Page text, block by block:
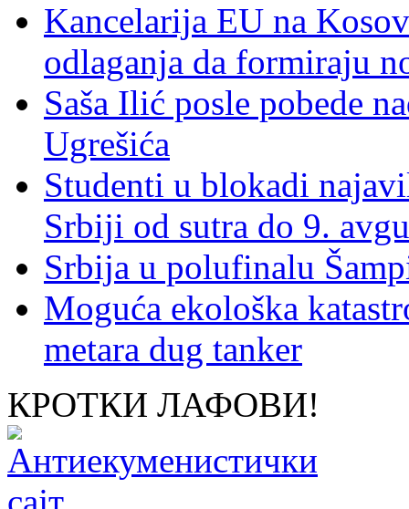
Kancelarija EU na
odlaganja da formiraju
Saša Ilić posle pobede
Ugrešića
Studenti u blokadi
Srbiji od sutra do 9.
Srbija u polufinalu
Moguća ekološka
metara dug tanker
КРОТКИ ЛАФОВИ!